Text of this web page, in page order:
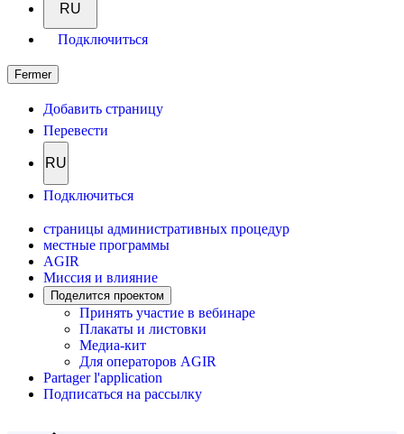
RU
Подключиться
Fermer
Добавить страницу
Перевести
RU
Подключиться
страницы административных процедур
местные программы
AGIR
Миссия и влияние
Поделится проектом
Принять участие в вебинаре
Плакаты и листовки
Медиа-кит
Для операторов AGIR
Partager l'application
Подписаться на рассылку